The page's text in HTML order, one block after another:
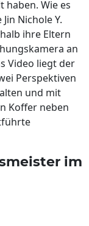
haben. Wie es
Nichole Y.
ihre Eltern
an
Video liegt der
Perspektiven
und mit
Koffer neben
im